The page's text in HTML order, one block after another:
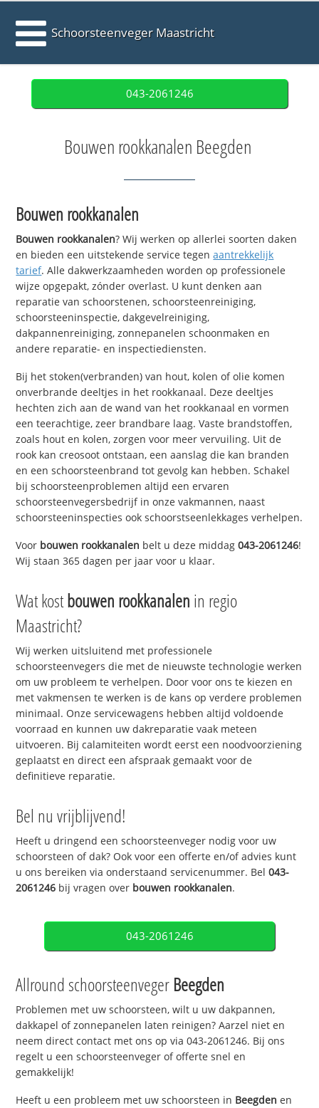
Schoorsteenveger Maastricht
043-2061246
Bouwen rookkanalen Beegden
Bouwen rookkanalen
Bouwen rookkanalen? Wij werken op allerlei soorten daken
en bieden een uitstekende service tegenaantrekkelijk
tarief. Alle dakwerkzaamheden worden op professionele
wijze opgepakt, zónder overlast. U kunt denken aan
reparatie van schoorstenen, schoorsteenreiniging,
schoorsteeninspectie, dakgevelreiniging,
dakpannenreiniging, zonnepanelen schoonmaken en
andere reparatie- en inspectiediensten.
Bij het stoken(verbranden) van hout, kolen of olie komen
onverbrande deeltjes in het rookkanaal. Deze deeltjes
hechten zich aan de wand van het rookkanaal en vormen
een teerachtige, zeer brandbare laag. Vaste brandstoffen,
zoals hout en kolen, zorgen voor meer vervuiling. Uit de
rook kan creosoot ontstaan, een aanslag die kan branden
en een schoorsteenbrand tot gevolg kan hebben. Schakel
bij schoorsteenproblemen altijd een ervaren
schoorsteenvegersbedrijf in onze vakmannen, naast
schoorsteeninspecties ook schoorstseenlekkages verhelpen.
Voor bouwen rookkanalen belt u deze middag043-2061246!
Wij staan 365 dagen per jaar voor u klaar.
Wat kostbouwen rookkanalen in regio
Maastricht?
Wij werken uitsluitend met professionele
schoorsteenvegers die met de nieuwste technologie werken
om uw probleem te verhelpen. Door voor ons te kiezen en
met vakmensen te werken is de kans op verdere problemen
minimaal. Onze servicewagens hebben altijd voldoende
voorraad en kunnen uw dakreparatie vaak meteen
uitvoeren. Bij calamiteiten wordt eerst een noodvoorziening
geplaatst en direct een afspraak gemaakt voor de
definitieve reparatie.
Bel nu vrijblijvend!
Heeft u dringend een schoorsteenveger nodig voor uw
schoorsteen of dak? Ook voor een offerte en/of advies kunt
u ons bereiken via onderstaand servicenummer. Bel043-
2061246 bij vragen over bouwen rookkanalen.
043-2061246
Allround schoorsteenveger Beegden
Problemen met uw schoorsteen, wilt u uw dakpannen,
dakkapel of zonnepanelen laten reinigen? Aarzel niet en
neem direct contact met ons op via 043-2061246. Bij ons
regelt u een schoorsteenveger of offerte snel en
gemakkelijk!
Heeft u een probleem met uw schoorsteen in Beegden en